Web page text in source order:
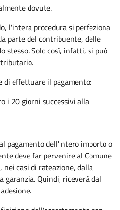
dovute.
l'intera procedura si perfeziona
parte del contribuente, delle
stesso. Solo così, infatti, si può
di effettuare il pagamento:
i 20 giorni successivi alla
pagamento dell'intero importo o
deve far pervenire al Comune
nei casi di rateazione, dalla
garanzia. Quindi, riceverà dal